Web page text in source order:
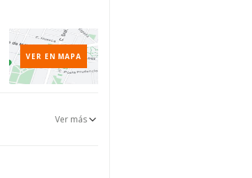
VER EN MAPA
Ver más